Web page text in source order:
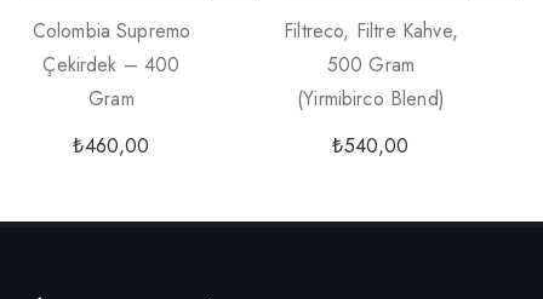
Colombia Supremo
Çekirdek – 400
Gram
₺460,00
Filtreco, Filtre Kahve,
500 Gram
(yirmibirco Blend)
₺540,00